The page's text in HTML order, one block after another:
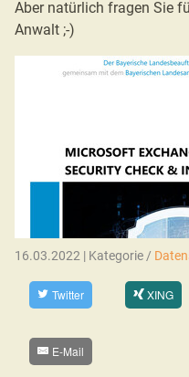
Aber natürlich fragen Sie
Anwalt ;-)
16.03.2022 | Kategorie /
Twitter XING
E-Mail